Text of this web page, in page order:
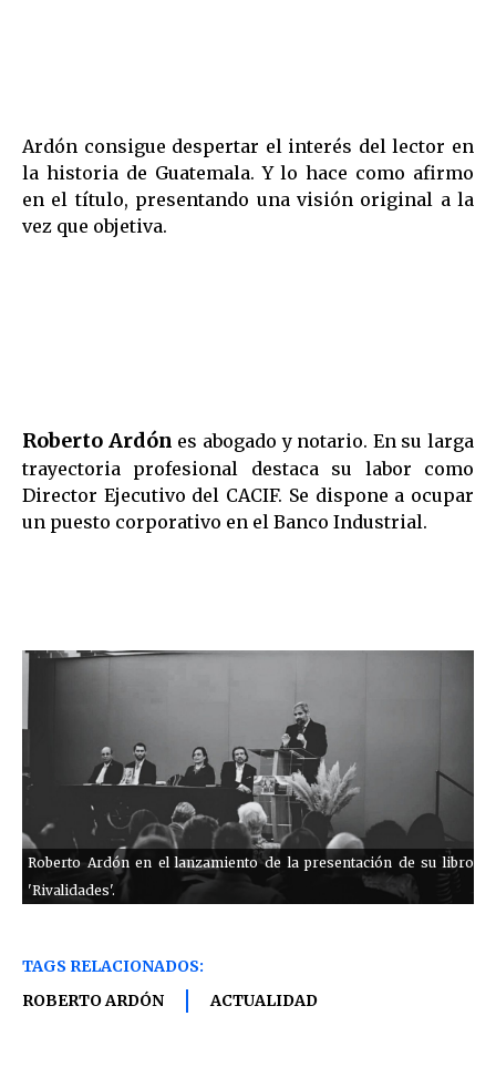
Ardón consigue despertar el interés del lector en
la historia de Guatemala. Y lo hace como afirmo
en el título, presentando una visión original a la
vez que objetiva.
Roberto Ardón es abogado y notario. En su larga
trayectoria profesional destaca su labor como
Director Ejecutivo del CACIF. Se dispone a ocupar
un puesto corporativo en el Banco Industrial.
Roberto Ardón en el lanzamiento de la presentación de su libro
'Rivalidades'.
TAGS RELACIONADOS:
ROBERTO ARDÓN
ACTUALIDAD